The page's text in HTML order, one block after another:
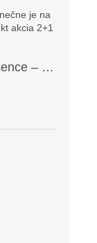
je na
akcia 2+1
AL-ZAHRA Layali Essence – zmyselný arabský parfém pre ženy s originálnymi orientálnymi tónmi v luxusnom dubajskom štýle (50 ml)
hviezdičiek.